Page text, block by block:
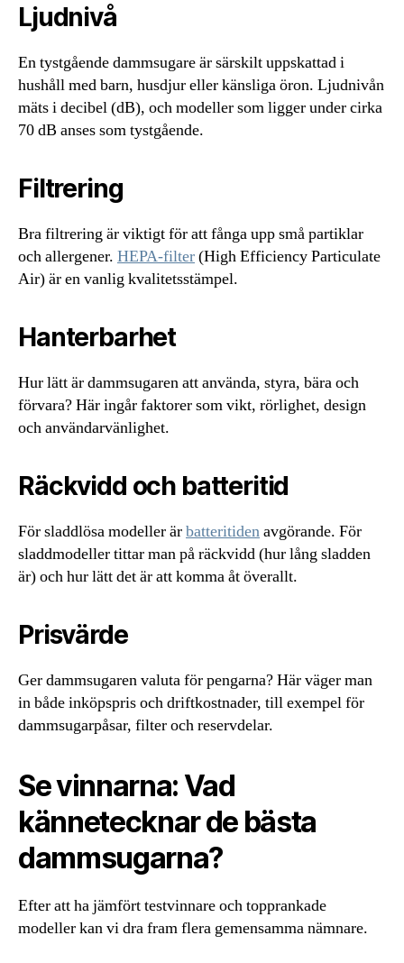
Ljudnivå
En tystgående dammsugare är särskilt uppskattad i
hushåll med barn, husdjur eller känsliga öron. Ljudnivån
mäts i decibel (dB), och modeller som ligger under cirka
70 dB anses som tystgående.
Filtrering
Bra filtrering är viktigt för att fånga upp små partiklar
och allergener. HEPA-filter(High Efficiency Particulate
Air) är en vanlig kvalitetsstämpel.
Hanterbarhet
Hur lätt är dammsugaren att använda, styra, bära och
förvara? Här ingår faktorer som vikt, rörlighet, design
och användarvänlighet.
Räckvidd och batteritid
För sladdlösa modeller ärbatteritidenavgörande. För
sladdmodeller tittar man på räckvidd (hur lång sladden
är) och hur lätt det är att komma åt överallt.
Prisvärde
Ger dammsugaren valuta för pengarna? Här väger man
in både inköpspris och driftkostnader, till exempel för
dammsugarpåsar, filter och reservdelar.
Se vinnarna: Vad
kännetecknar de bästa
dammsugarna?
Efter att ha jämfört testvinnare och topprankade
modeller kan vi dra fram flera gemensamma nämnare.